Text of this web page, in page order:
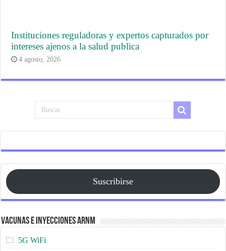
Instituciones reguladoras y expertos capturados por
intereses ajenos a la salud publica
4 agosto, 2026
Suscribirse
Vacunas e Inyecciones ARNm
5G WiFi